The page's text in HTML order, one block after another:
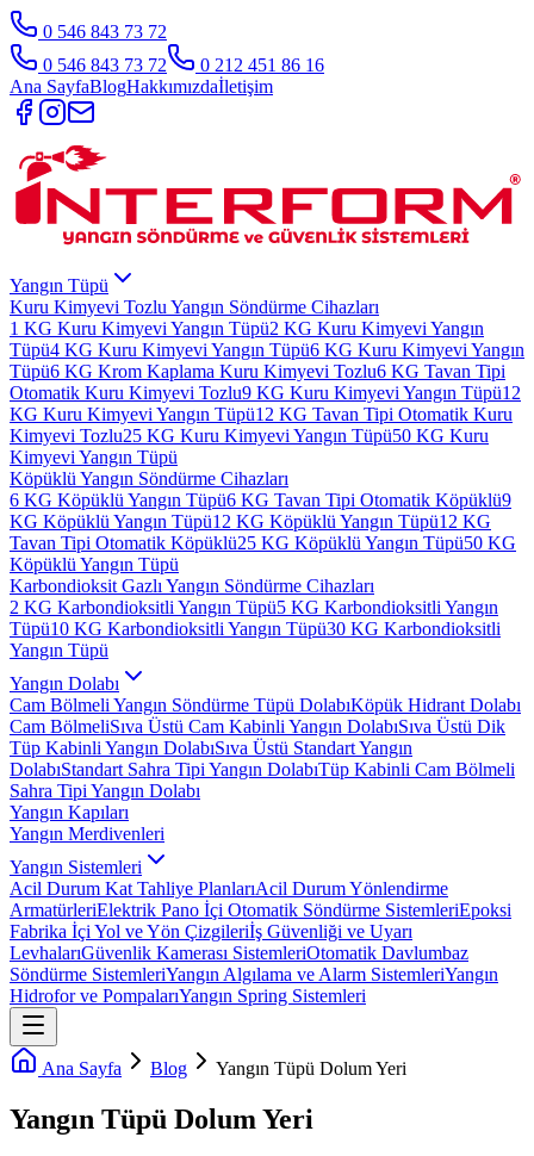
0 546 843 73 72
0 546 843 73 72
0 212 451 86 16
Ana SayfaBlogHakkımızdaİletişim
Yangın Tüpü
Kuru Kimyevi Tozlu Yangın Söndürme Cihazları
1 KG Kuru Kimyevi Yangın Tüpü2 KG Kuru Kimyevi Yangın
Tüpü4 KG Kuru Kimyevi Yangın Tüpü6 KG Kuru Kimyevi Yangın
Tüpü6 KG Krom Kaplama Kuru Kimyevi Tozlu6 KG Tavan Tipi
Otomatik Kuru Kimyevi Tozlu9 KG Kuru Kimyevi Yangın Tüpü12
KG Kuru Kimyevi Yangın Tüpü12 KG Tavan Tipi Otomatik Kuru
Kimyevi Tozlu25 KG Kuru Kimyevi Yangın Tüpü50 KG Kuru
Kimyevi Yangın Tüpü
Köpüklü Yangın Söndürme Cihazları
6 KG Köpüklü Yangın Tüpü6 KG Tavan Tipi Otomatik Köpüklü9
KG Köpüklü Yangın Tüpü12 KG Köpüklü Yangın Tüpü12 KG
Tavan Tipi Otomatik Köpüklü25 KG Köpüklü Yangın Tüpü50 KG
Köpüklü Yangın Tüpü
Karbondioksit Gazlı Yangın Söndürme Cihazları
2 KG Karbondioksitli Yangın Tüpü5 KG Karbondioksitli Yangın
Tüpü10 KG Karbondioksitli Yangın Tüpü30 KG Karbondioksitli
Yangın Tüpü
Yangın Dolabı
Cam Bölmeli Yangın Söndürme Tüpü DolabıKöpük Hidrant Dolabı
Cam BölmeliSıva Üstü Cam Kabinli Yangın DolabıSıva Üstü Dik
Tüp Kabinli Yangın DolabıSıva Üstü Standart Yangın
DolabıStandart Sahra Tipi Yangın DolabıTüp Kabinli Cam Bölmeli
Sahra Tipi Yangın Dolabı
Yangın Kapıları
Yangın Merdivenleri
Yangın Sistemleri
Acil Durum Kat Tahliye PlanlarıAcil Durum Yönlendirme
ArmatürleriElektrik Pano İçi Otomatik Söndürme SistemleriEpoksi
Fabrika İçi Yol ve Yön Çizgileriİş Güvenliği ve Uyarı
LevhalarıGüvenlik Kamerası SistemleriOtomatik Davlumbaz
Söndürme SistemleriYangın Algılama ve Alarm SistemleriYangın
Hidrofor ve PompalarıYangın Spring Sistemleri
Ana Sayfa Blog Yangın Tüpü Dolum Yeri
Yangın Tüpü Dolum Yeri